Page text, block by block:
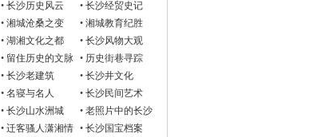
• 长沙历史风云 • 长沙经贸史记
• 湘城沧桑之变 • 湘城教育纪胜
• 湖湘文化之都 • 长沙风物大观
• 留住历史的文脉 • 历史街巷寻踪
• 长沙老建筑 • 长沙井文化
• 名寝与名人 • 长沙民间艺术
• 长沙山水洲城 • 老照片中的长沙
• 迁客骚人潇湘情 • 长沙国宝档案